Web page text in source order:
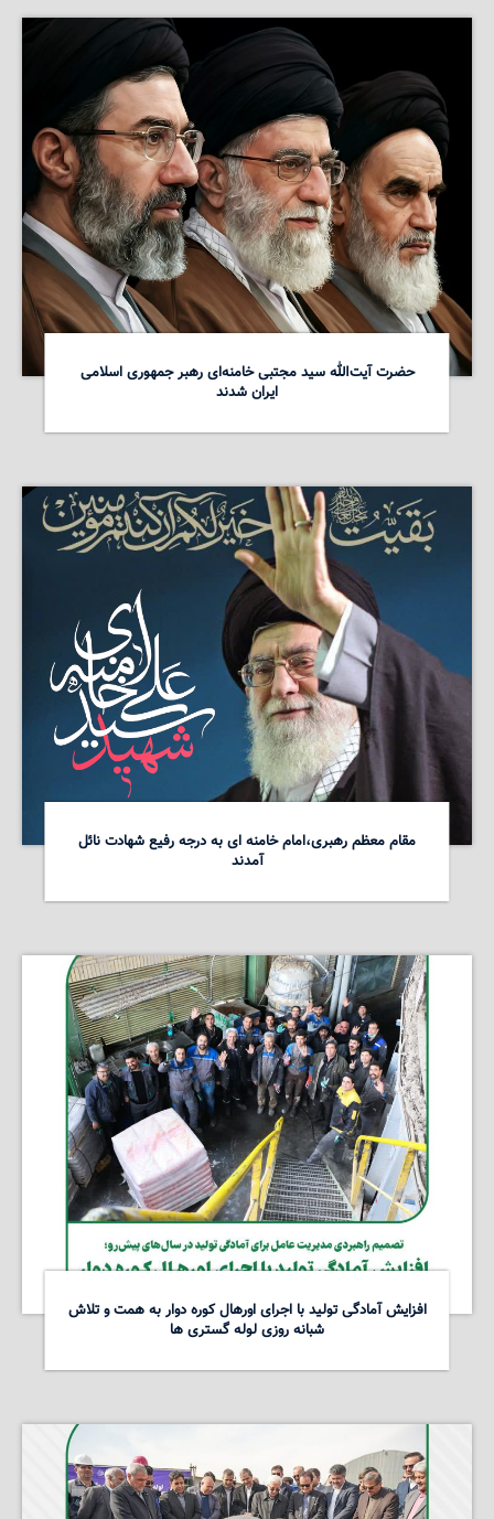
حضرت آیت‌الله سید مجتبی خامنه‌ای رهبر جمهوری اسلامی
ایران شدند
مقام معظم رهبری،امام خامنه ای به درجه رفیع شهادت نائل
آمدند
افزایش آمادگی تولید با اجرای اورهال کوره دوار به همت و تلاش
شبانه روزی لوله گستری ها